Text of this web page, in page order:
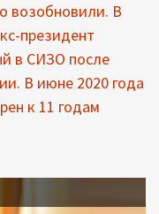
возобновили. В
президент
в СИЗО после
В июне 2020 года
к 11 годам